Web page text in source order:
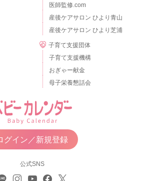
医師監修.com
産後ケアサロン ひより青山
産後ケアサロン ひより芝浦
子育て支援団体
子育て支援機構
おぎゃー献金
母子栄養懇話会
グイン／新規登録
公式SNS